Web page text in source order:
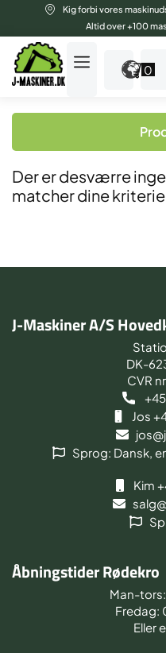
indholdet
Kig forbi vores
Altid over +100
0
Der er desværre
matcher dine
J-Maskiner A/S
DK-
CVR
Jos
Sprog: Dansk,
Kim
Åbningstider Rødekro
Man-
Fredag:
Eller